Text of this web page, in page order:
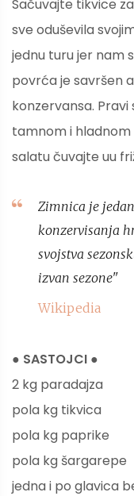
Sačuvajte tikvice
sve oduševila
jednu turu jer nam
povrća je savršen
konzervansa.
tamnom i
salatu čuvajte uu
Zimnica je
konzervisanja
svojstva
izvan sezone"
Wikipedia
● SASTOJCI ●
2 kg paradajza
pola kg tikvica
pola kg paprike
pola kg šargarepe
jedna i po glavica